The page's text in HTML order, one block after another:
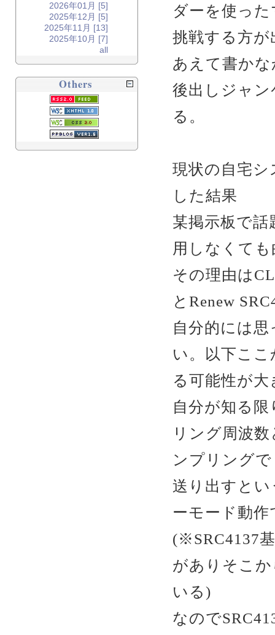
ダーを使っ
挑戦する方
あえて書か
後出しジャ
る。
現状の自宅
した結果
某掲示板で
用しなくて
その理由は
とRenew
自分的には
い。以下こ
る可能性が
自分が知る
リング周波
ンプリングで
送り出すと
ーモード動
(※SRC4137
がありそこ
いる)
なので
2026年01月 [5]
2025年12月 [5]
2025年11月 [13]
2025年10月 [7]
all
Others